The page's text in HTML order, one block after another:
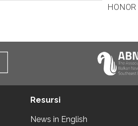
Resursi
News in English